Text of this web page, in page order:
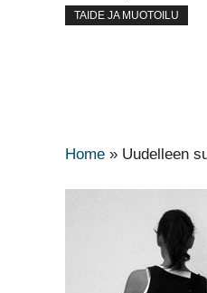
TAIDE JA MUOTOILU
Home » Uudelleen